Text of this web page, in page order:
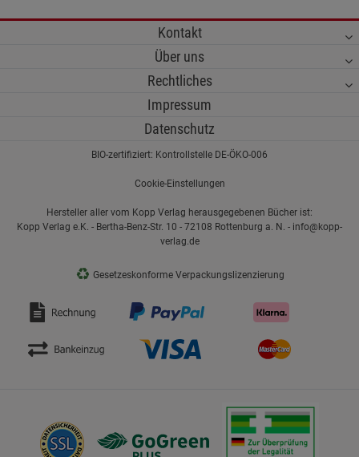
Kontakt
Über uns
Rechtliches
Impressum
Datenschutz
BIO-zertifiziert: Kontrollstelle DE-ÖKO-006
Cookie-Einstellungen
Hersteller aller vom Kopp Verlag herausgegebenen Bücher ist:
Kopp Verlag e.K. - Bertha-Benz-Str. 10 - 72108 Rottenburg a. N. - info@kopp-
verlag.de
♻ Gesetzeskonforme Verpackungslizenzierung
Cookie-Informationen
Datenschutzerklärung